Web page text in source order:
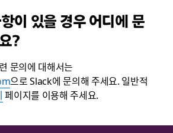
이 있을 경우 어디에 문
?
문의에 대해서는
으로 Slack에 문의해 주세요. 일반적
페이지를 이용해 주세요.